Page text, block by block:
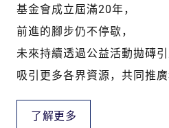
基金會成立屆滿20年，
前進的腳步仍不停歇，
未來持續透過公益活動拋磚引
吸引更多各界資源，共同推廣
了解更多